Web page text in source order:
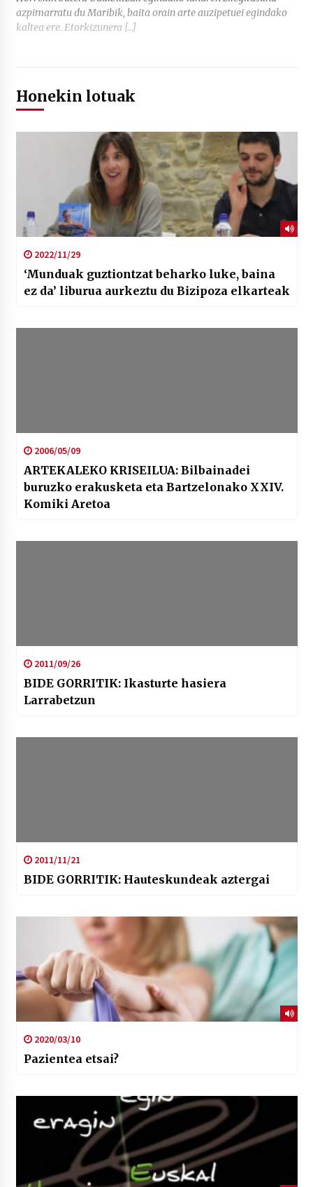
azpimarratu du Maribik, baita orain arte auzipetuei egindako
kaltea ere. Etorkizunera […]
Honekin lotuak
2022/11/29
‘Munduak guztiontzat beharko luke, baina
ez da’ liburua aurkeztu du Bizipoza elkarteak
2006/05/09
ARTEKALEKO KRISEILUA: Bilbainadei
buruzko erakusketa eta Bartzelonako XXIV.
Komiki Aretoa
2011/09/26
BIDE GORRITIK: Ikasturte hasiera
Larrabetzun
2011/11/21
BIDE GORRITIK: Hauteskundeak aztergai
2020/03/10
Pazientea etsai?